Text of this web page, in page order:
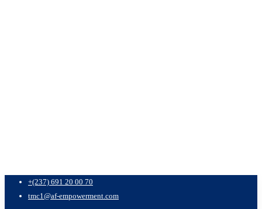
+(237) 691 20 00 70
tmc1@af-empowerment.com